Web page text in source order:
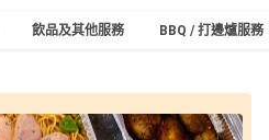
飲品及其他服務 BBQ / 打邊爐服務